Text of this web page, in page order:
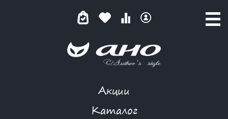
Акции
Каталог
GARDARIKA